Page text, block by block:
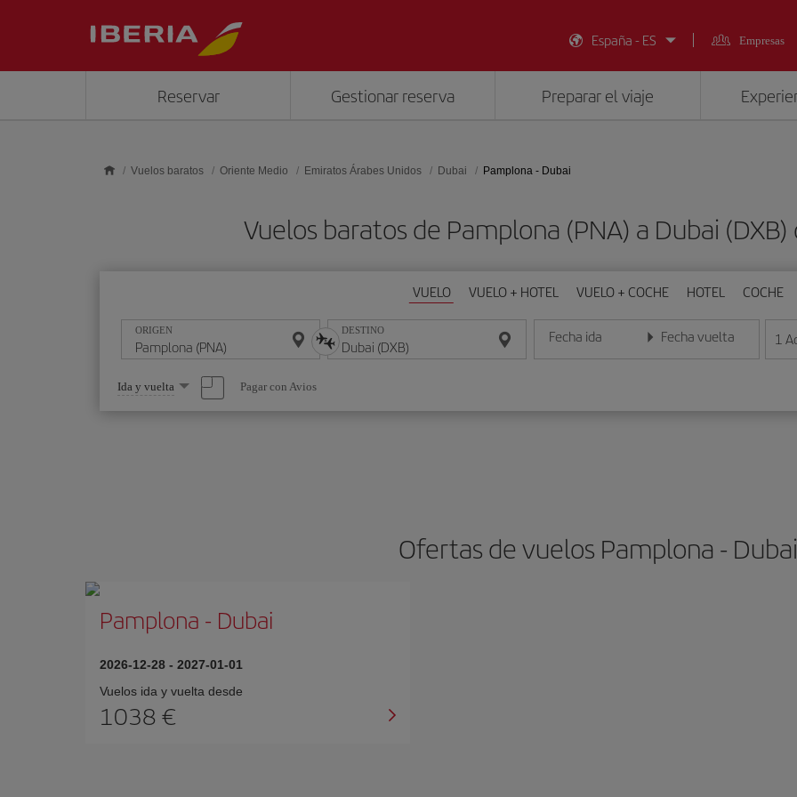
España - ES
Empresas
Reservar Gestionar reserva Preparar el viaje
Vuelos baratos Oriente Medio Emiratos Árabes Unidos Dubai Pamplona - Dubai
Vuelos baratos de Pamplona (PNA) a Dubai
VUELO VUELO + HOTEL VUELO + COCHE HOTEL COCHE
ORIGEN DESTINO Fecha ida
Introduce la fecha en formato día/mes/año
Fecha vuelta
Introduce la fecha en 1
Seleccione
una
opción
Ida y vuelta Pagar con Avios
Ofertas de vuelos Pamplona - Dubai
Pamplona - Dubai
2026-12-28 - 2027-01-01
Vuelos ida y vuelta desde
1038 €